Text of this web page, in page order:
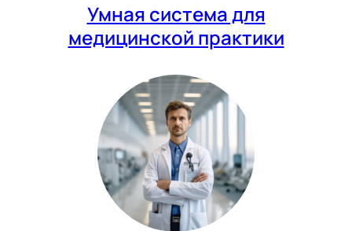
Умная система для
медицинской практики